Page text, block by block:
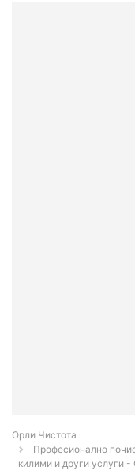
Орли Чистота
Професионално
килими и други услуги -